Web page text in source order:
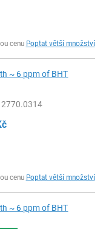
cenu Poptat větší množství
~ 6 ppm of BHT
cenu Poptat větší množství
~ 6 ppm of BHT